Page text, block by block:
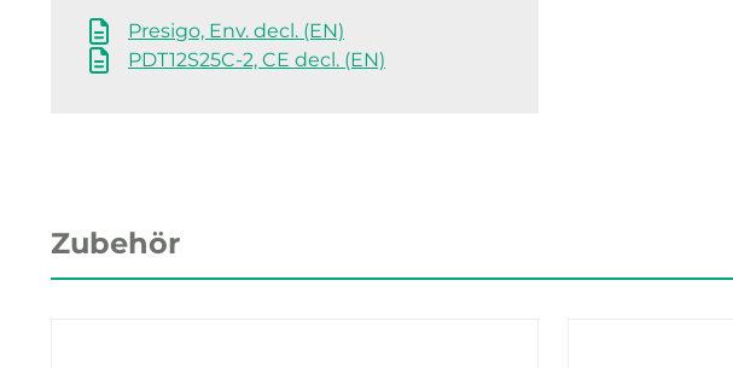
Presigo, Env. decl. (EN)
PDT12S25C-2, CE decl. (EN)
Zubehör